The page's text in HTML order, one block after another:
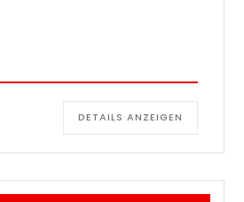
DETAILS ANZEIGEN